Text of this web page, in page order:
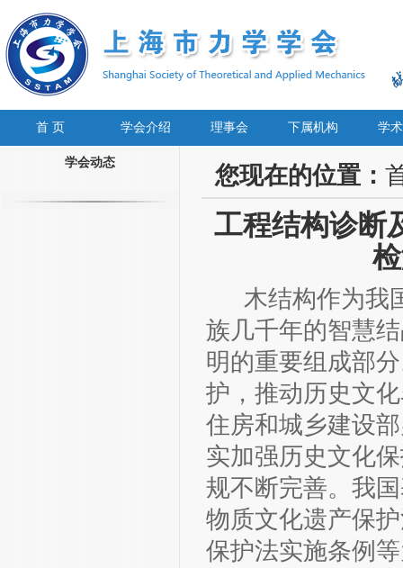
首 页 学会介绍 理事会 下属机构 学
学会动态 您现在的位置：
工程结构诊断
木结构作为我
族几千年的智慧
明的重要组成部
护，推动历史文
住房和城乡建设
实加强历史文化
规不断完善。我
物质文化遗产保
保护法实施条例